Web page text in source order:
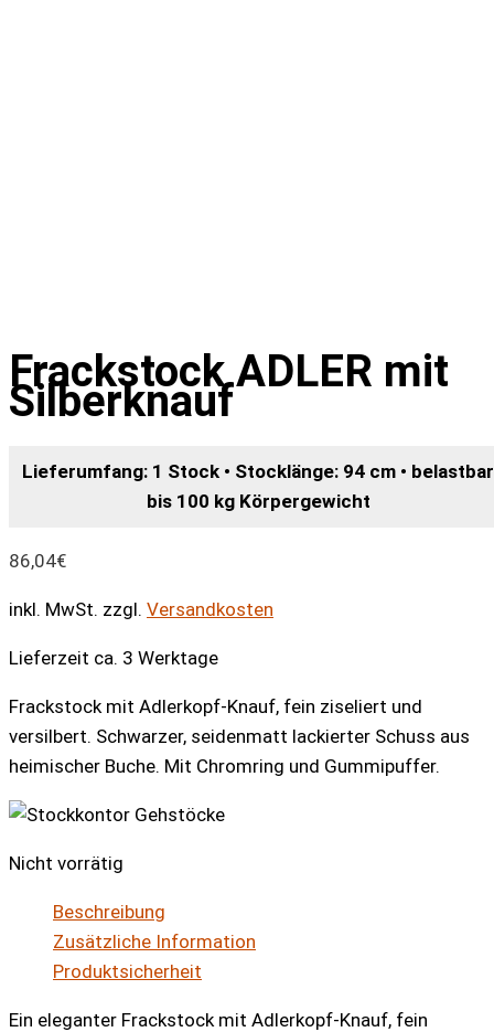
Frackstock ADLER mit
Silberknauf
Lieferumfang: 1 Stock • Stocklänge: 94 cm • belastbar
bis 100 kg Körpergewicht
86,04€
inkl. MwSt. zzgl. Versandkosten
Lieferzeit ca. 3 Werktage
Frackstock mit Adlerkopf-Knauf, fein ziseliert und
versilbert. Schwarzer, seidenmatt lackierter Schuss aus
heimischer Buche. Mit Chromring und Gummipuffer.
Nicht vorrätig
Beschreibung
Zusätzliche Information
Produktsicherheit
Ein eleganter Frackstock mit Adlerkopf-Knauf, fein